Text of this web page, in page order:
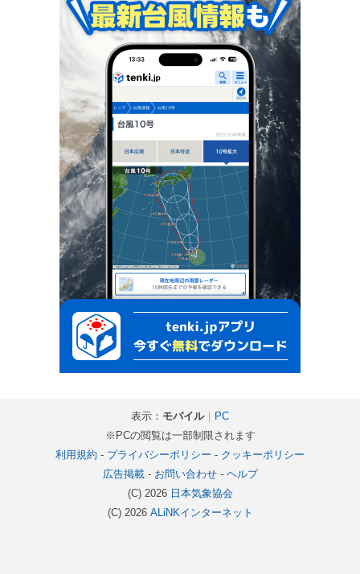
表示： モバイル｜
PC
※PCの閲覧は一部制限されます
利用規約 - プライバシーポリシー - クッキーポリシー
広告掲載- お問い合わせ- ヘルプ
(C) 2026 日本気象協会
(C) 2026 ALiNKインターネット